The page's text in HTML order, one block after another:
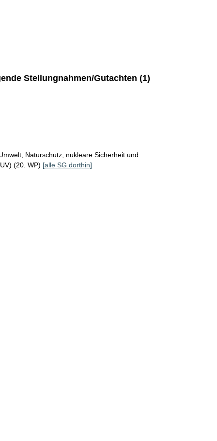
Stellungnahmen/Gutachten (1)
Naturschutz, nukleare Sicherheit und
(20. WP) [alle SG dorthin]